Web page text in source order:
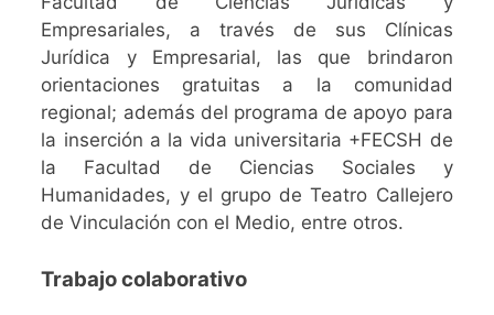
Empresariales, a través de sus Clínicas
Jurídica y Empresarial, las que brindaron
orientaciones gratuitas a la comunidad
regional; además del programa de apoyo para
la inserción a la vida universitaria +FECSH de
la Facultad de Ciencias Sociales y
Humanidades, y el grupo de Teatro Callejero
de Vinculación con el Medio, entre otros.
Trabajo colaborativo